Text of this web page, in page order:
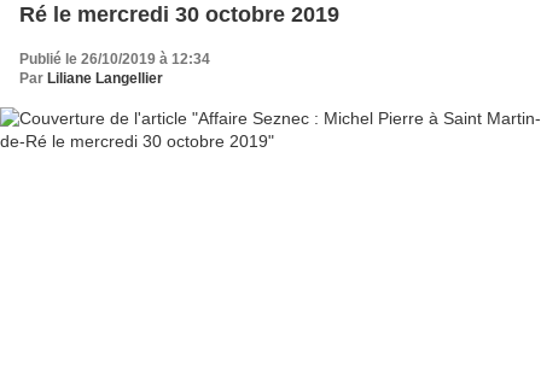
Ré le mercredi 30 octobre 2019
Publié le 26/10/2019 à 12:34
Par Liliane Langellier